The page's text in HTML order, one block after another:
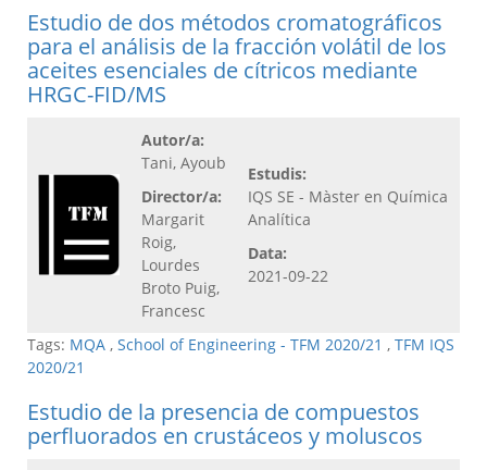
Estudio de dos métodos cromatográficos
para el análisis de la fracción volátil de los
aceites esenciales de cítricos mediante
HRGC-FID/MS
Autor/a:
Tani, Ayoub
Director/a:
Margarit
Roig,
Lourdes
Broto Puig,
Francesc
Estudis:
IQS SE - Màster en Química
Analítica
Data:
2021-09-22
Tags: MQA , School of Engineering - TFM 2020/21 , TFM IQS
2020/21
Estudio de la presencia de compuestos
perfluorados en crustáceos y moluscos